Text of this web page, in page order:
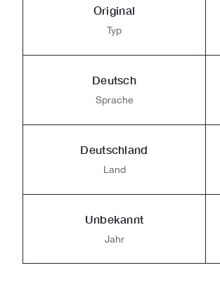
Original
Typ
Deutsch
Sprache
Deutschland
Land
Unbekannt
Jahr